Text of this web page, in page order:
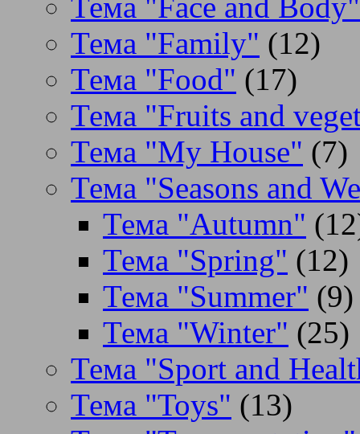
Тема "Face and Body"
Тема "Family" (12)
Тема "Food" (17)
Тема "Fruits and
Тема "My House" (7)
Тема "Seasons and
Тема "Autumn"
Тема "Spring" (12)
Тема "Summer" (9)
Тема "Winter" (25)
Тема "Sport and
Тема "Toys" (13)